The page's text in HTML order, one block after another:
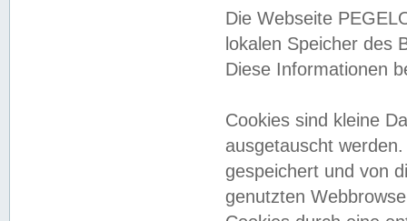
Die Webseite
lokalen Speicher des
Diese Informationen
Cookies sind kleine
ausgetauscht
gespeichert und von
genutzten